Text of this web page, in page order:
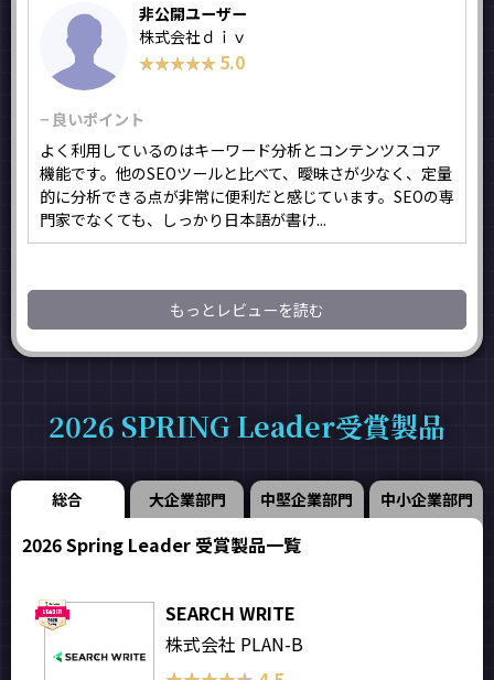
非公開ユーザー
株式会社ｄｉｖ
★★★★★
★★★★★ 5.0
− 良いポイント
よく利用しているのはキーワード分析とコンテンツスコア
機能です。他のSEOツールと比べて、曖昧さが少なく、定量
的に分析できる点が非常に便利だと感じています。SEOの専
門家でなくても、しっかり日本語が書け...
もっとレビューを読む
2026 SPRING Leader受賞製品
総合 大企業部門 中堅企業部門 中小企業部門
2026 Spring Leader 受賞製品一覧
SEARCH WRITE
株式会社 PLAN-B